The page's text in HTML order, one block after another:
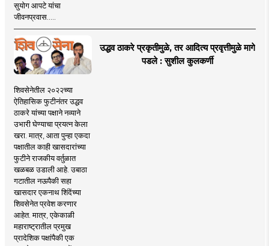
सुयोग आपटे यांचा
जीवनप्रवास.....
उद्धव ठाकरे प्रकृतीमुळे, तर आदित्य प्रवृत्तीमुळे मागे
पडले : सुशील कुलकर्णी
शिवसेनेतील २०२२च्या
ऐतिहासिक फुटीनंतर उद्धव
ठाकरे यांच्या पक्षाने नव्याने
उभारी घेण्याचा प्रयत्न केला
खरा. मात्र, आता पुन्हा एकदा
पक्षातील काही खासदारांच्या
फुटीने राजकीय वर्तुळात
खळबळ उडाली आहे. उबाठा
गटातील नऊपैकी सहा
खासदार एकनाथ शिंदेंच्या
शिवसेनेत प्रवेश करणार
आहेत. मात्र, एकेकाळी
महाराष्ट्रातील प्रमुख
प्रादेशिक पक्षांपैकी एक